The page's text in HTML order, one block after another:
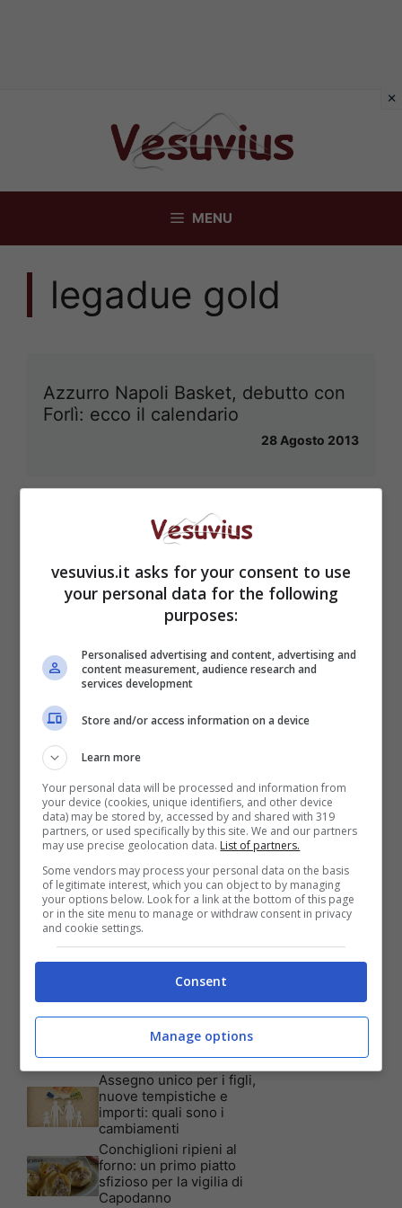
MENU
legadue gold
Azzurro Napoli Basket, debutto con
Forlì: ecco il calendario
28 Agosto 2013
Articoli recenti
Assicurazione auto: ecco le
garanzie accessorie più
richieste dagli italiani
Test Visivo: Quanti Cani
vedi nella foto? Hai 30
secondi per essere un
genio!
Batterie al sale marino: 4
volte la capacità di quelle al
litio
è imperdibile: a quali utenti
è rivolta
Assegno unico per i figli,
nuove tempistiche e
importi: quali sono i
cambiamenti
Conchiglioni ripieni al
forno: un primo piatto
sfizioso per la vigilia di
Capodanno
vesuvius.it asks for your consent to use
your personal data for the following
purposes:
Personalised advertising and content, advertising and
content measurement, audience research and
services development
Store and/or access information on a device
Learn more
Your personal data will be processed and information from
your device (cookies, unique identifiers, and other device
data) may be stored by, accessed by and shared with 319
partners, or used specifically by this site. We and our partners
may use precise geolocation data. List of partners.
Some vendors may process your personal data on the basis
of legitimate interest, which you can object to by managing
your options below. Look for a link at the bottom of this page
or in the site menu to manage or withdraw consent in privacy
and cookie settings.
Consent
Manage options